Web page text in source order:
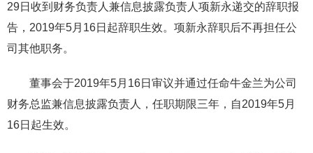
29日收到财务负责人兼信息披露负责人项新永递交的辞职报
告，2019年5月16日起辞职生效。项新永辞职后不再担任公
司其他职务。
董事会于2019年5月16日审议并通过任命牛金兰为公司
财务总监兼信息披露负责人，任职期限三年，自2019年5月
16日起生效。